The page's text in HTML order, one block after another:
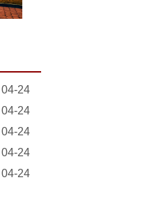
04-24
04-24
04-24
04-24
04-24